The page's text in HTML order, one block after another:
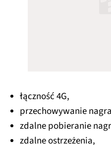
łączność 4G,
przechowywanie
zdalne pobieranie
zdalne ostrzeżenia,